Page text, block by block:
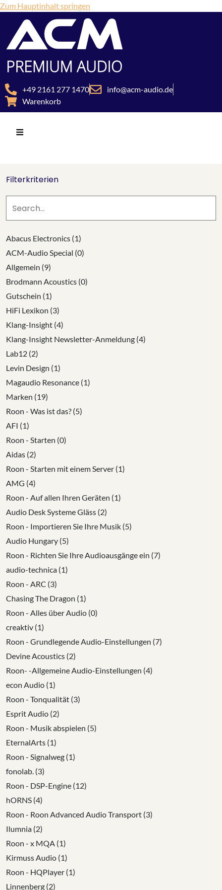
Zum Hauptinhalt springen
+49 2161 277 1470
info@acm-audio.de
Warenkorb
Filterkriterien
Abacus Electronics (1)
ACM-Audio Special (0)
Allgemein (9)
Brodmann Acoustics (0)
Gutschein (1)
HiFi Lexikon (3)
Klang-Insight (4)
Klang-Insight Newsletter-Anmeldung (4)
Lab12 (2)
Levin Design (1)
Magaudio Resonance (1)
Marken (19)
Roon - Was ist das? (5)
AFI (1)
Roon - Starten (0)
Aidas (2)
Roon - Starten mit einem Server (1)
AMG (4)
Roon - Auf allen Ihren Geräten (1)
Audio Desk Systeme Gläss (2)
Roon - Importieren Sie Ihre Musik (5)
Audio Hungary (5)
Roon - Richten Sie Ihre Audioausgänge ein (7)
audio-technica (1)
Roon - ARC (3)
Chasing The Dragon (1)
Roon - Alles über Audio (0)
creaktiv (1)
Roon - Grundlegende Audio-Einstellungen (7)
Devine Acoustics (2)
Roon- -Allgemeine Audio-Einstellungen (4)
econ Audio (1)
Roon - Tonqualität (3)
Esprit Audio (2)
Roon - Musik abspielen (5)
EternalArts (1)
Roon - Signalweg (1)
fonolab. (3)
Roon - DSP-Engine (12)
hORNS (4)
Roon - Roon Advanced Audio Transport (3)
Ilumnia (2)
Roon - x MQA (1)
Kirmuss Audio (1)
Roon - HQPlayer (1)
Linnenberg (2)